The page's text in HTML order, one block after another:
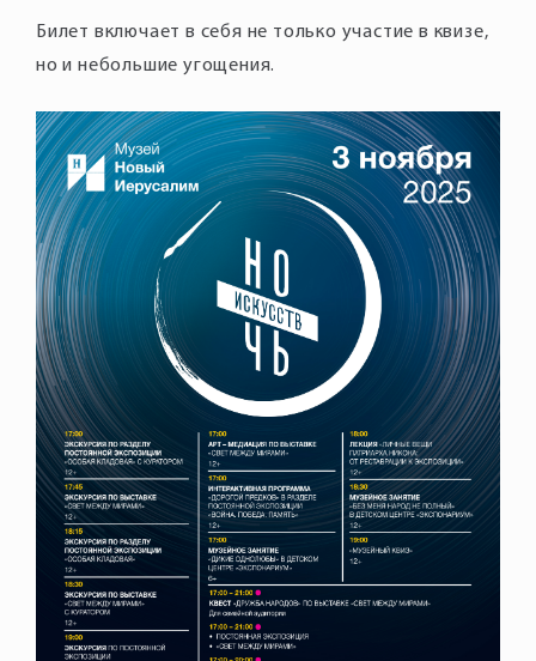
Билет включает в себя не только участие в квизе,
но и небольшие угощения.